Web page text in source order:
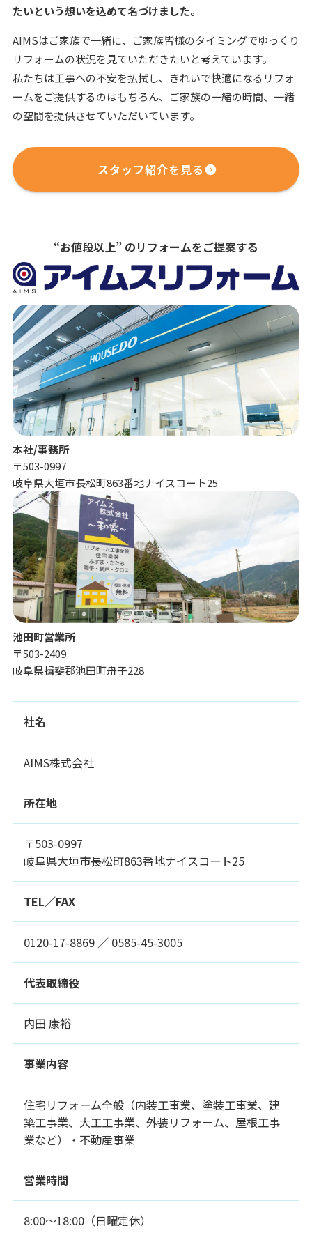
たいという想いを込めて名づけました。
AIMSはご家族で一緒に、ご家族皆様のタイミングでゆっくり
リフォームの状況を見ていただきたいと考えています。
私たちは工事への不安を払拭し、きれいで快適になるリフォ
ームをご提供するのはもちろん、ご家族の一緒の時間、一緒
の空間を提供させていただいています。
スタッフ紹介を見る
“お値段以上” のリフォームをご提案する
本社/事務所
〒503-0997
岐阜県大垣市長松町863番地ナイスコート25
池田町営業所
〒503-2409
岐阜県揖斐郡池田町舟子228
社名
AIMS株式会社
所在地
〒503-0997
岐阜県大垣市長松町863番地ナイスコート25
TEL／FAX
0120-17-8869 ／ 0585-45-3005
代表取締役
内田 康裕
事業内容
住宅リフォーム全般（内装工事業、塗装工事業、建
築工事業、大工工事業、外装リフォーム、屋根工事
業など）・不動産事業
営業時間
8:00～18:00（日曜定休）